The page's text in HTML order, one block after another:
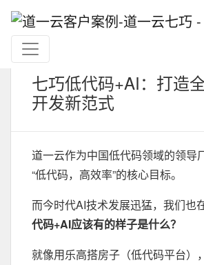
七巧低代码+AI：打造
开发新范式
道一云作为中国低代码领域的领导
“低代码，高效率”的核心目标。
而今时代AI技术发展迅猛，我们也
代码+AI应该有的样子是什么？
就像用乐高搭房子（低代码平台）